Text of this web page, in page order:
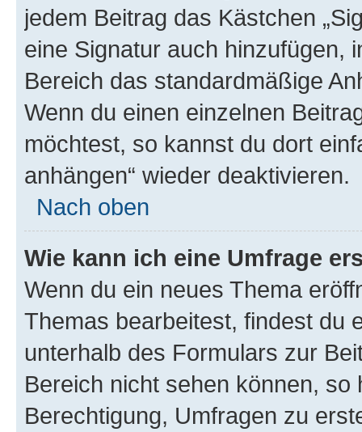
jedem Beitrag das Kästchen
eine Signatur auch hinzufügen,
Bereich das standardmäßige
Wenn du einen einzelnen
möchtest, so kannst du dort
anhängen“ wieder deaktivieren.
Nach oben
Wie kann ich eine Umfrage
Wenn du ein neues Thema
Themas bearbeitest, findest du
unterhalb des Formulars zur
Bereich nicht sehen können,
Berechtigung, Umfragen zu